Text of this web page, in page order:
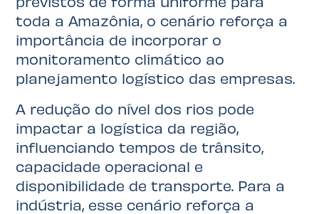
toda a Amazônia, o cenário reforça a
importância de incorporar o
monitoramento climático ao
planejamento logístico das empresas.
A redução do nível dos rios pode
impactar a logística da região,
influenciando tempos de trânsito,
capacidade operacional e
disponibilidade de transporte. Para a
indústria, esse cenário reforça a